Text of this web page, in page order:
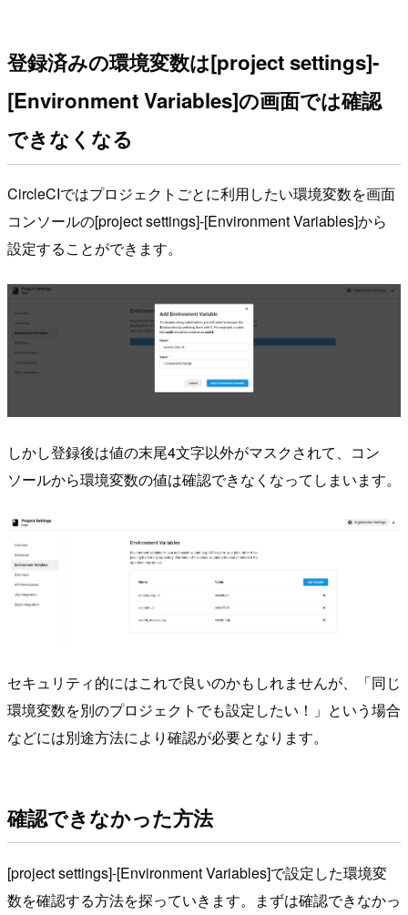
登録済みの環境変数は[project settings]-
[Environment Variables]の画面では確認
できなくなる
CircleCIではプロジェクトごとに利用したい環境変数を画面
コンソールの[project settings]-[Environment Variables]から
設定することができます。
しかし登録後は値の末尾4文字以外がマスクされて、コン
ソールから環境変数の値は確認できなくなってしまいます。
セキュリティ的にはこれで良いのかもしれませんが、「同じ
環境変数を別のプロジェクトでも設定したい！」という場合
などには別途方法により確認が必要となります。
確認できなかった方法
[project settings]-[Environment Variables]で設定した環境変
数を確認する方法を探っていきます。まずは確認できなかっ